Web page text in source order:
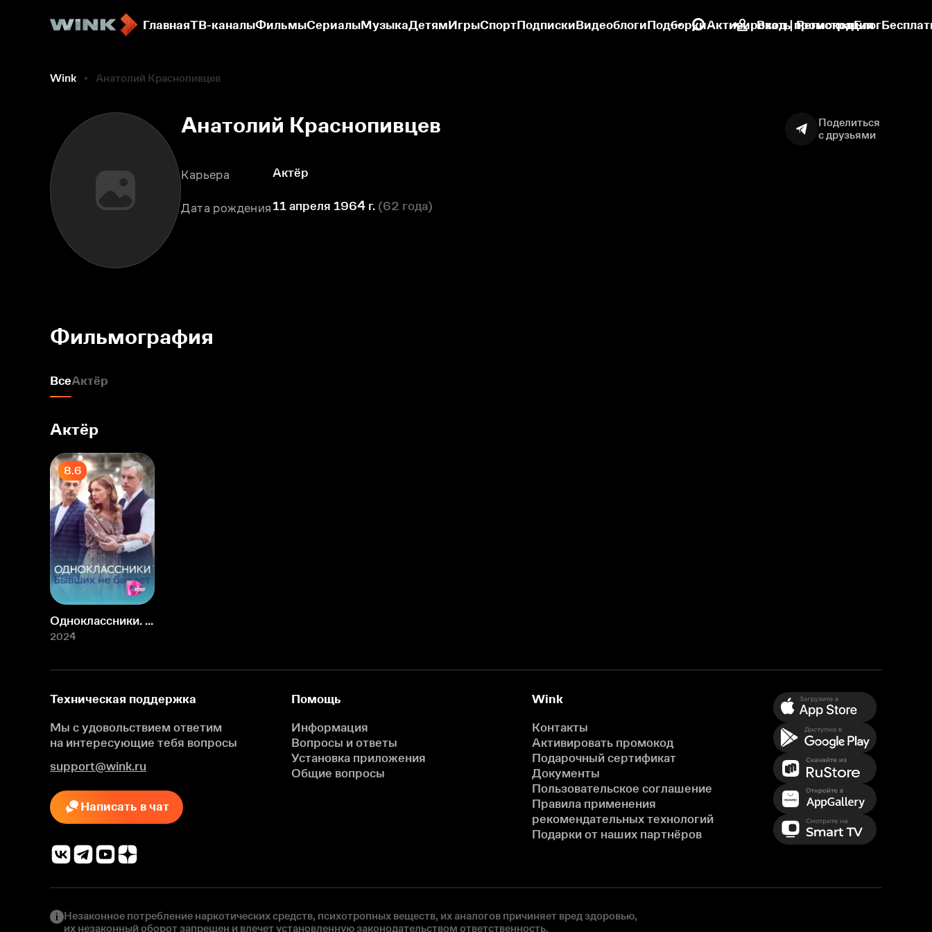
ГлавнаяТВ-каналыФильмыСериалыМузыкаДетямИгрыСпортПодпискиВидеоблогиПодборкиАктивировать промокодБлог
Вход | Регистрация
Wink Анатолий Краснопивцев
Анатолий Краснопивцев
Поделиться
с друзьями
Карьера Актёр
Дата рождения 11 апреля 1964 г. (62 года)
Фильмография
ВсеАктёр
Актёр
8.6
Одноклассники. Бывших не бывает
2024
Техническая поддержка
Мы с удовольствием ответим
на интересующие тебя вопросы
support@wink.ru
Написать в чат
Помощь
Информация
Вопросы и ответы
Установка приложения
Общие вопросы
Wink
Контакты
Активировать промокод
Подарочный сертификат
Документы
Пользовательское соглашение
Правила применения
рекомендательных технологий
Подарки от наших партнёров
Незаконное потребление наркотических средств, психотропных веществ, их аналогов причиняет вред здоровью,
их незаконный оборот запрещен и влечет установленную законодательством ответственность.